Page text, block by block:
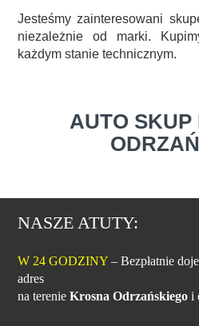
Jesteśmy zainteresowani
niezależnie od marki.
każdym stanie technicznym.
AUTO SKUP
NASZE ATUTY:
W 24 GODZINY – Bezpłatnie
adres
na terenieKrosna Odrzańskiego i